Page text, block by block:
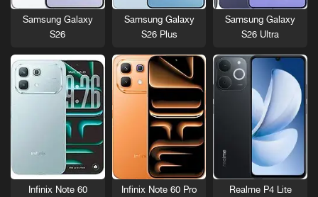
Samsung Galaxy
S26 Ultra
Samsung Galaxy
S26 Plus
Samsung Galaxy
S26
Realme P4 Lite
Infinix Note 60 Pro
Infinix Note 60